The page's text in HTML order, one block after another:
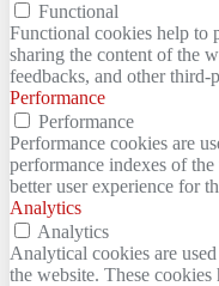
Functional
Functional cookies help to
sharing the content of the
feedbacks, and other third-
Performance
Performance
Performance cookies are
performance indexes of
better user experience for
Analytics
Analytics
Analytical cookies are
the website. These